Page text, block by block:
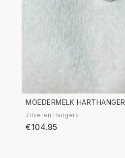
MOEDERMELK HARTHANGER
Zilveren Hangers
€104.95